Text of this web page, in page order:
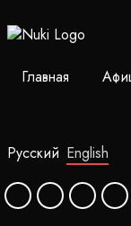
Главная
Русский English